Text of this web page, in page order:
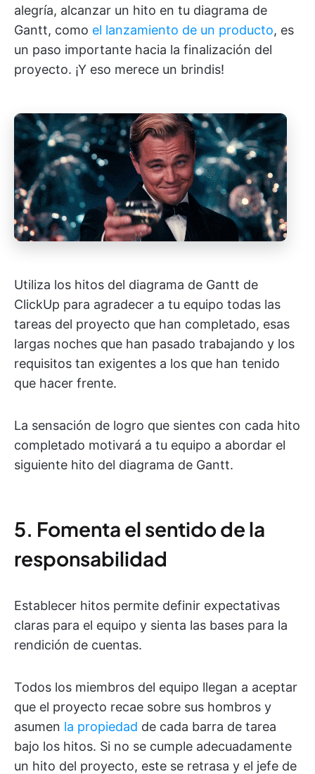
alegría, alcanzar un hito en tu diagrama de
Gantt, como el lanzamiento de un producto, es
un paso importante hacia la finalización del
proyecto. ¡Y eso merece un brindis!
Utiliza los hitos del diagrama de Gantt de
ClickUp para agradecer a tu equipo todas las
tareas del proyecto que han completado, esas
largas noches que han pasado trabajando y los
requisitos tan exigentes a los que han tenido
que hacer frente.
La sensación de logro que sientes con cada hito
completado motivará a tu equipo a abordar el
siguiente hito del diagrama de Gantt.
5. Fomenta el sentido de la
responsabilidad
Establecer hitos permite definir expectativas
claras para el equipo y sienta las bases para la
rendición de cuentas.
Todos los miembros del equipo llegan a aceptar
que el proyecto recae sobre sus hombros y
asumen la propiedad de cada barra de tarea
bajo los hitos. Si no se cumple adecuadamente
un hito del proyecto, este se retrasa y el jefe de